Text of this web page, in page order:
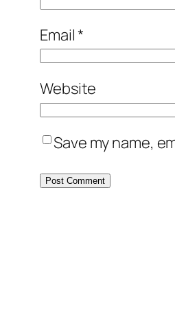
Email*
Website
Save my name,